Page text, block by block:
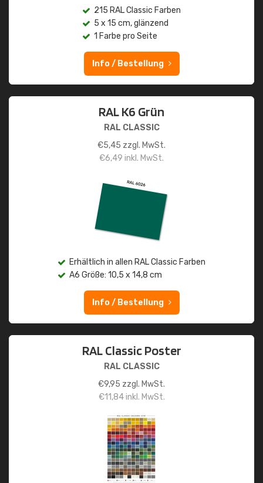
215 RAL Classic Farben
5 x 15 cm, glänzend
1 Farbe pro Seite
Info / Bestellung
RAL K6 Grün
RAL CLASSIC
€5,45 zzgl. MwSt.
€6,49 inkl. MwSt.
Erhältlich in allen RAL Classic Farben
A6 Größe: 10,5 x 14,8 cm
Info / Bestellung
RAL Classic Poster
RAL CLASSIC
€9,95 zzgl. MwSt.
€11,84inkl. MwSt.